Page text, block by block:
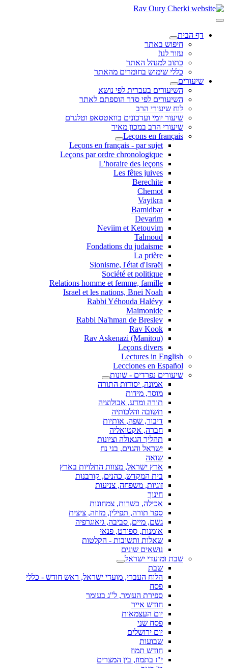
דף הבית
חיפוש באתר
עזור לנו!
כתוב למנהל האתר
כללי שימוש בחומרים מהאתר
שיעורים
השיעורים בעברית לפי נושא
השיעורים לפי סדר הוספתם לאתר
לוח שיעורי הרב
שיעור יומי ועדכונים בוואטסאפ וטלגרם
שיעורי הרב במכון מאיר
Leçons en français
Leçons en français - par sujet
Leçons par ordre chronologique
L'horaire des leçons
Les fêtes juives
Berechite
Chemot
Vayikra
Bamidbar
Devarim
Neviim et Ketouvim
Talmoud
Fondations du judaisme
La prière
Sionisme, l'état d'Israël
Société et politique
Relations homme et femme, famille
Israel et les nations, Bnei Noah
Rabbi Yéhouda Halévy
Maimonide
Rabbi Na'hman de Breslev
Rav Kook
(Rav Askenazi (Manitou
Leçons divers
Lectures in English
Lecciones en Español
שיעורים נפרדים - שונות
אמונה, יסודות התורה
מוסר, מידות
תורה ומדע, אבולוציה
תשובה והלכותיה
דיבור, שפה, אותיות
חברה, אקטואליה
תהליך הגאולה וציונות
ישראל והגוים, בני נח
שואה
ארץ ישראל, מצוות התלויות בארץ
בית המקדש, כהנים, קורבנות
זוגיות, משפחה, צניעות
חינוך
אכילה, כשרות, צמחונות
ספר תורה, תפילין, מזוזה, ציצית
גשם, מיים, סביבה, גיאוגרפיה
אומנות, ספורט, פנאי
שאלות ותשובות - הקלטות
נושאים שונים
שבת ומועדי ישראל
שבת
הלוח העברי, מועדי ישראל, ראש חודש - כללי
פסח
ספירת העומר, ל"ג בעומר
חודש אייר
יום העצמאות
פסח שני
יום ירושלים
שבועות
חודש תמוז
י"ז בתמוז, בין המצרים